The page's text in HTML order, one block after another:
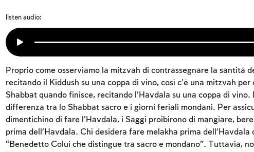
listen audio:
Proprio come osserviamo la mitzvah di contrassegnare la santità
recitando il Kiddush su una coppa di vino, così c’è una mitzvah
Shabbat quando finisce, recitando l’Havdala su una coppa di vino.
differenza tra lo Shabbat sacro e i giorni feriali mondani. Per
dimentichino di fare l’Havdala, i Saggi proibirono di mangiare,
prima dell’Havdala. Chi desidera fare melakha prima
“Benedetto Colui che distingue tra sacro e mondano”. Tuttavia,
Account required
To mark concepts as learned, you'll need to
an account or log in.